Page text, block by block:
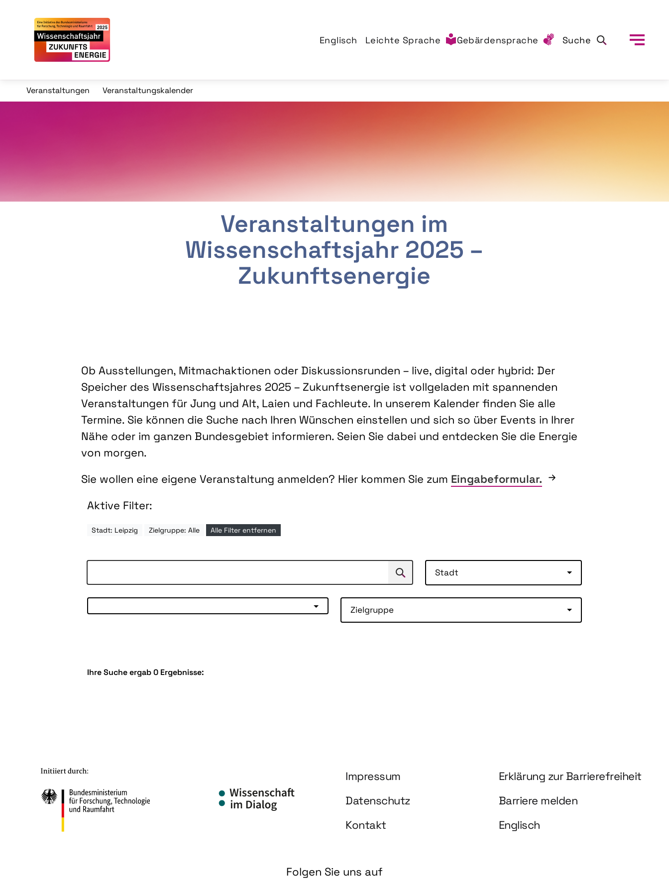
Englisch Leichte Sprache Gebärdensprache Suche
Veranstaltungen Veranstaltungskalender
Veranstaltungen im
Wissenschaftsjahr 2025 –
Zukunftsenergie
Ob Ausstellungen, Mitmachaktionen oder Diskussionsrunden – live, digital oder hybrid: Der
Speicher des Wissenschaftsjahres 2025 – Zukunftsenergie ist vollgeladen mit spannenden
Veranstaltungen für Jung und Alt, Laien und Fachleute. In unserem Kalender finden Sie alle
Termine. Sie können die Suche nach Ihren Wünschen einstellen und sich so über Events in Ihrer
Nähe oder im ganzen Bundesgebiet informieren. Seien Sie dabei und entdecken Sie die Energie
von morgen.
Sie wollen eine eigene Veranstaltung anmelden? Hier kommen Sie zum Eingabeformular.
Aktive Filter:
Stadt: Leipzig Zielgruppe: Alle Alle Filter entfernen
Suchen Stadt
Zielgruppe
Ihre Suche ergab 0 Ergebnisse:
Information und Service
Impressum
Erklärung zur Barrierefreiheit
Datenschutz
Barriere melden
Kontakt
Englisch
Folgen Sie uns auf